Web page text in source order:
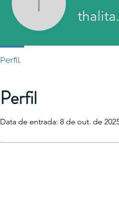
Perfil
Data de entrada: 8 de out. de
Perfil